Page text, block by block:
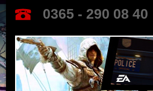
0365 - 290 08 40